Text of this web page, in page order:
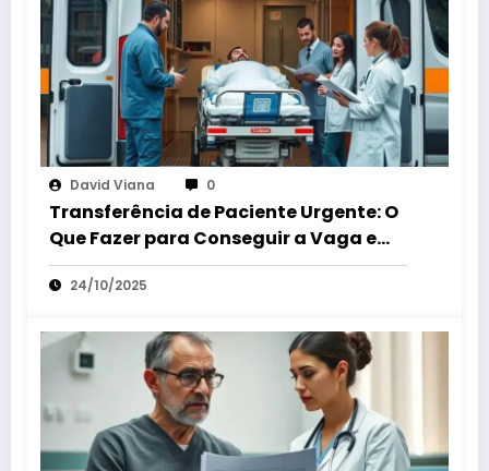
David Viana 0
Transferência de Paciente Urgente: O
Que Fazer para Conseguir a Vaga em
Outro Hospital.
24/10/2025